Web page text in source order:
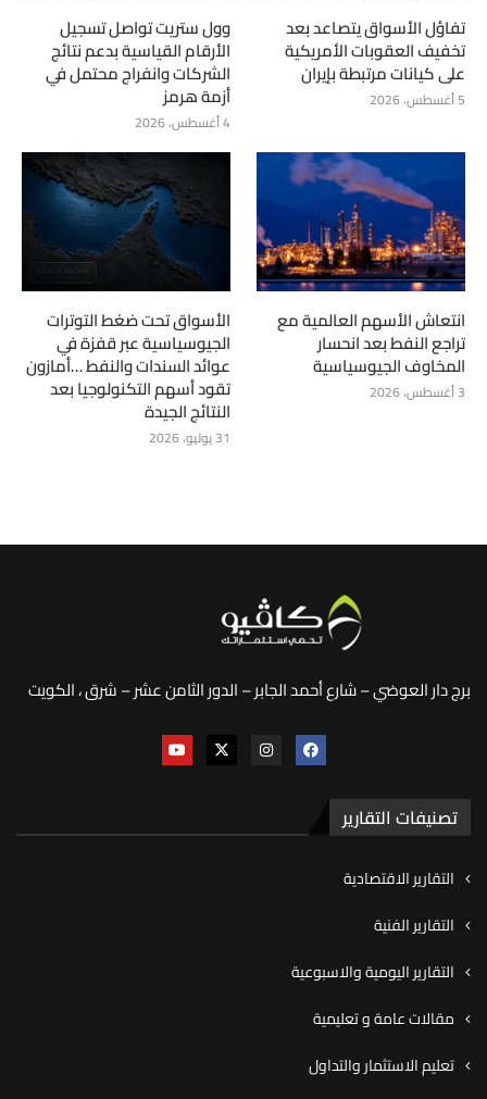
تفاؤل الأسواق يتصاعد بعد
تخفيف العقوبات الأمريكية
على كيانات مرتبطة بإيران
5 أغسطس، 2026
وول ستريت تواصل تسجيل
الأرقام القياسية بدعم نتائج
الشركات وانفراج محتمل في
أزمة هرمز
4 أغسطس، 2026
انتعاش الأسهم العالمية مع
تراجع النفط بعد انحسار
المخاوف الجيوسياسية
3 أغسطس، 2026
الأسواق تحت ضغط التوترات
الجيوسياسية عبر قفزة في
عوائد السندات والنفط …أمازون
تقود أسهم التكنولوجيا بعد
النتائج الجيدة
31 يوليو، 2026
برج دار العوضي – شارع أحمد الجابر – الدور الثامن عشر – شرق ، الكويت
تصنيفات التقارير
التقارير الاقتصادية
التقارير الفنية
التقارير اليومية والاسبوعية
مقالات عامة و تعليمية
تعليم الاستثمار والتداول